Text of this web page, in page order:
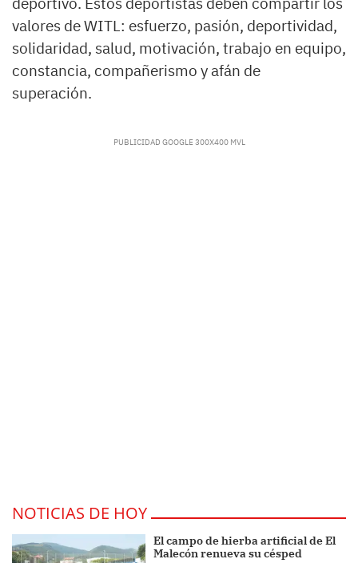
valores de WITL: esfuerzo, pasión, deportividad,
solidaridad, salud, motivación, trabajo en equipo,
constancia, compañerismo y afán de
superación.
NOTICIAS DE HOY
El campo de hierba artificial de El
Malecón renueva su césped